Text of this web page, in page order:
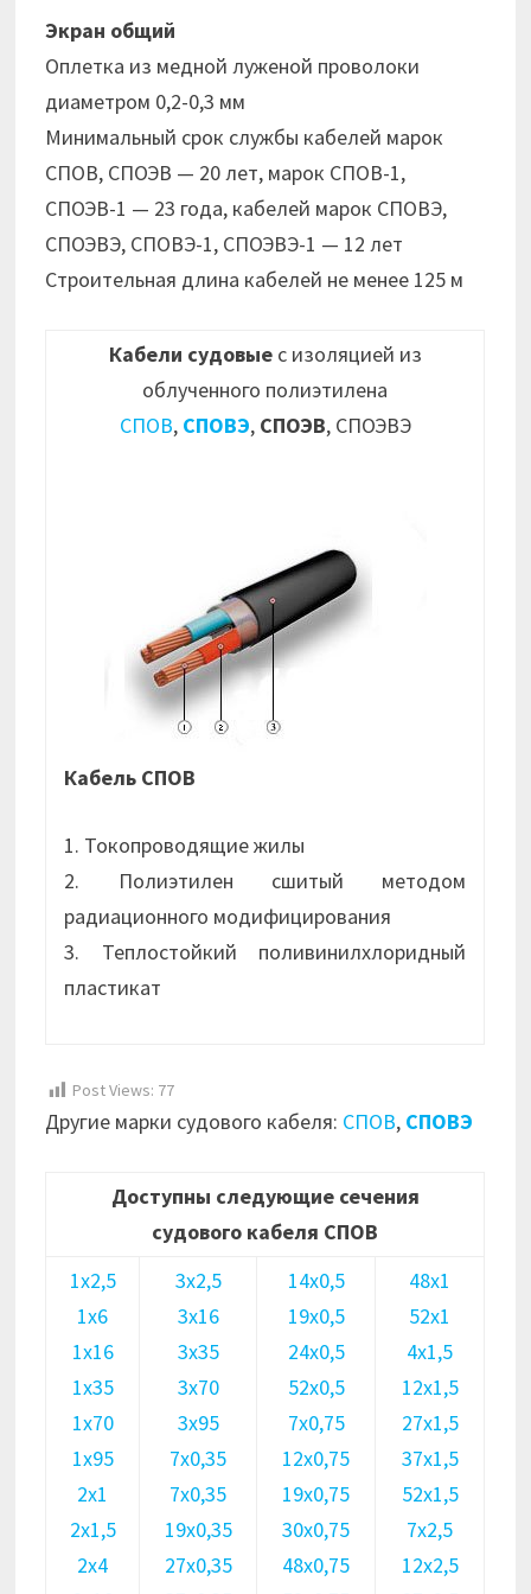
Экран общий
Оплетка из медной луженой проволоки
диаметром 0,2-0,3 мм
Минимальный срок службы кабелей марок
СПОВ, СПОЭВ — 20 лет, марок СПОВ-1,
СПОЭВ-1 — 23 года, кабелей марок СПОВЭ,
СПОЭВЭ, СПОВЭ-1, СПОЭВЭ-1 — 12 лет
Строительная длина кабелей не менее 125 м
Кабели судовыес изоляцией из
облученного полиэтилена
СПОВ, СПОВЭ, СПОЭВ, СПОЭВЭ
Кабель СПОВ
1. Токопроводящие жилы
2. Полиэтилен сшитый методом
радиационного модифицирования
3. Теплостойкий поливинилхлоридный
пластикат
Post Views: 77
Другие марки судового кабеля: СПОВ, СПОВЭ
Доступны следующие сечения
судового кабеля СПОВ
1х2,5
1х6
1х16
1х35
1х70
1х95
2х1
2х1,5
2х4
3х2,5
3х16
3х35
3х70
3х95
7х0,35
7х0,35
19х0,35
27х0,35
14х0,5
19х0,5
24х0,5
52х0,5
7х0,75
12х0,75
19х0,75
30х0,75
48х0,75
48х1
52х1
4х1,5
12х1,5
27х1,5
37х1,5
52х1,5
7х2,5
12х2,5